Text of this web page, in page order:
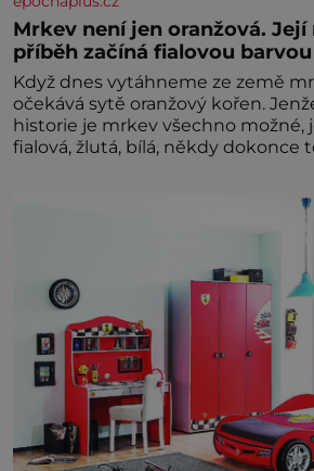
epochaplus.cz
Mrkev není jen oranžová.
příběh začíná fialovou barvou
Když dnes vytáhneme ze země
očekává sytě oranžový kořen.
historie je mrkev všechno možné,
fialová, žlutá, bílá, někdy dokonce
díky stovkám let pečlivého